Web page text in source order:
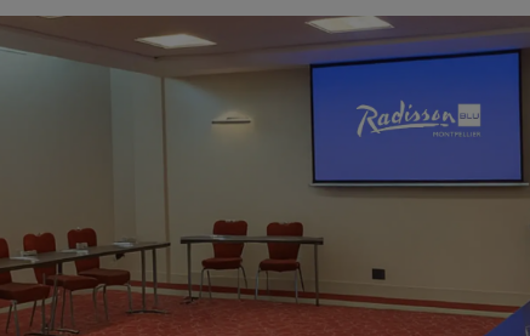
Marques Radisson Hotels